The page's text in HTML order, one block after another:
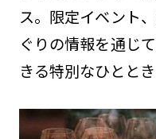
ス。限定イベント
ぐりの情報を通じ
きる特別なひとと